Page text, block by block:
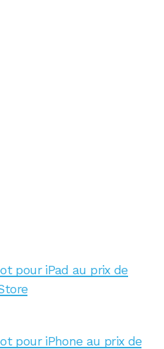
pour iPad au prix de
pour iPhone au prix de